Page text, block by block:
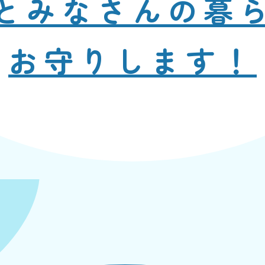
みなさんの暮
お守りします！